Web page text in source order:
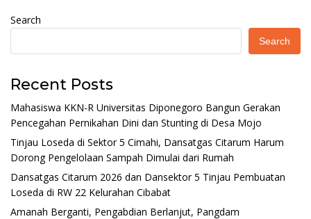
Search
Search
Recent Posts
Mahasiswa KKN-R Universitas Diponegoro Bangun Gerakan
Pencegahan Pernikahan Dini dan Stunting di Desa Mojo
Tinjau Loseda di Sektor 5 Cimahi, Dansatgas Citarum Harum
Dorong Pengelolaan Sampah Dimulai dari Rumah
Dansatgas Citarum 2026 dan Dansektor 5 Tinjau Pembuatan
Loseda di RW 22 Kelurahan Cibabat
Amanah Berganti, Pengabdian Berlanjut, Pangdam